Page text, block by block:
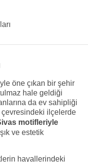
öne çıkan bir şehir
hale geldiği
da ev sahipliği
çevresindeki ilçelerde
motifleriyle
ve estetik
hayallerindeki